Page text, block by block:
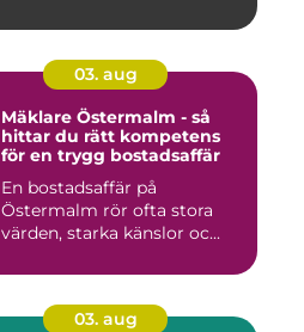
03. aug
Mäklare Östermalm - så
hittar du rätt kompetens
för en trygg bostadsaffär
En bostadsaffär på
Östermalm rör ofta stora
värden, starka känslor oc...
03. aug